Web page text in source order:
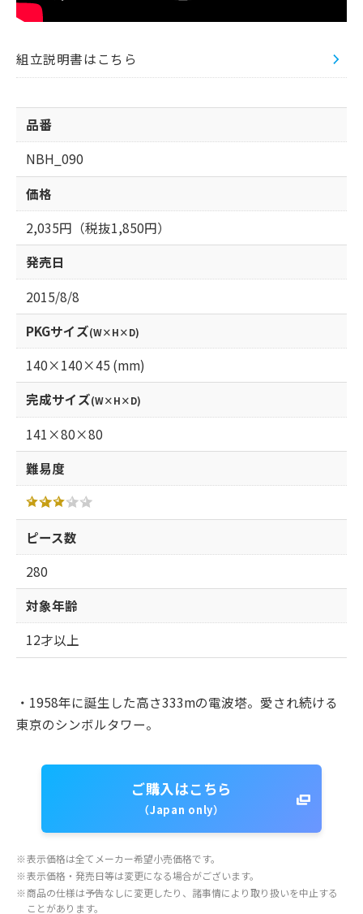
組立説明書はこちら
品番
NBH_090
価格
2,035円（税抜1,850円）
発売日
2015/8/8
PKGサイズ(W×H×D)
140×140×45 (mm)
完成サイズ(W×H×D)
141×80×80
難易度
ピース数
280
対象年齢
12才以上
・1958年に誕生した高さ333mの電波塔。愛され続ける
東京のシンボルタワー。
ご購入はこちら
（Japan only）
※表示価格は全てメーカー希望小売価格です。
※表示価格・発売日等は変更になる場合がございます。
※商品の仕様は予告なしに変更したり、諸事情により取り扱いを中止する
ことがあります。